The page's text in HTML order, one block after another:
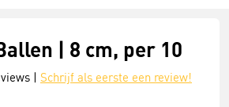
| 8 cm, per 10
| Schrijf als eerste een review!